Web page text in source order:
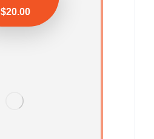
$20.00